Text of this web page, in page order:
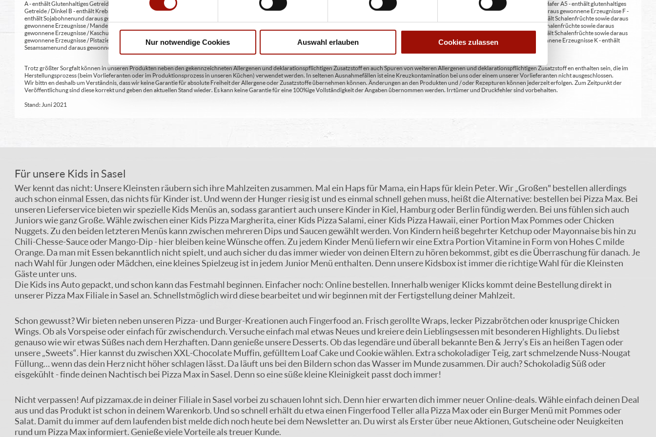
Nur notwendige Cookies Auswahl erlauben Cookies zulassen
A - enthält Glutenhaltiges Getreide A1 - enthält glutenhaltiges Getreide / Weizen A2 - enthält glutenhaltiges Getreide / Roggen A3 - enthält glutenhaltiges Getreide / Gerste A4 - enthält glutenhaltiges Getreide / Hafer A5 - enthält glutenhaltiges
Getreide / Dinkel B - enthält Krebstiere und daraus gewonnene Erzeugnisse C - enthält Eier und daraus gewonnene Erzeugnisse D - enthält Fische und daraus gewonnene Erzeugnisse E - enthält Erdnüsse und daraus gewonnene Erzeugnisse F -
enthält Sojabohnen und daraus gewonnene Erzeugnisse G - enthält Milch und daraus gewonnene Erzeugnisse (einschließlich Laktose) H - enthält Schalenfrüchte sowie daraus gewonnene Erzeugnisse H1 - enthält Schalenfrüchte sowie daraus
gewonnene Erzeugnisse / Mandeln H2 - enthält Schalenfrüchte sowie daraus gewonnene Erzeugnisse / Haselnüsse H3 - enthält Schalenfrüchte sowie daraus gewonnene Erzeugnisse / Walnüsse H4 - enthält Schalenfrüchte sowie daraus
gewonnene Erzeugnisse / Kaschunüsse H5 - enthält Schalenfrüchte sowie daraus gewonnene Erzeugnisse / Pecannüsse H6 - enthält Schalenfrüchte sowie daraus gewonnene Erzeugnisse / Paranüsse H7 - enthält Schalenfrüchte sowie daraus
gewonnene Erzeugnisse / Pistazien H8 - enthält Schalenfrüchte sowie daraus gewonnene Erzeugnisse / Macadamianüsse I - enthält Sellerie und daraus gewonnene Erzeugnisse J - enthält Senf und daraus gewonnene Erzeugnisse K - enthält
Sesamsamen und daraus gewonnene Erzeugnisse L - enthält Sulfit oder Schwefeldioxid M - enthält Lupinen und daraus gewonnene Erzeugnisse
Trotz größter Sorgfalt können in unseren Produkten neben den gekennzeichneten Allergenen und deklarationspflichtigen Zusatzstoff en auch Spuren von weiteren Allergenen und deklarationspflichtigen Zusatzstoff en enthalten sein, die im
Herstellungsprozess (beim Vorlieferanten oder im Produktionsprozess in unseren Küchen) verwendet werden. In seltenen Ausnahmefällen ist eine Kreuzkontamination bei uns oder einem unserer Vorlieferanten nicht ausgeschlossen.
Wir bittn en deshalb um Verständnis, dass wir keine Garantie für absolute Freiheit der Allergene oder Zusatzstoffe übernehmen können. Änderungen an den Produkten und / oder Rezepturen können jederzeit erfolgen. Zum Zeitpunkt der
Veröffentlichung sind diese korrekt und geben den aktuellen Stand wieder. Es kann keine Garantie für eine 100%ige Vollständigkeit der Angaben übernommen werden. Irrtümer und Druckfehler sind vorbehalten.
Stand: Juni 2021
Für unsere Kids in Sasel
Wer kennt das nicht: Unsere Kleinsten räubern sich ihre Mahlzeiten zusammen. Mal ein Haps für Mama, ein Haps für klein Peter. Wir „Großen" bestellen allerdings
auch schon einmal Essen, das nichts für Kinder ist. Und wenn der Hunger riesig ist und es einmal schnell gehen muss, heißt die Alternative: bestellen bei Pizza Max. Bei
unseren Lieferservice bieten wir spezielle Kids Menüs an, sodass garantiert auch unsere Kinder in Kiel, Hamburg oder Berlin fündig werden. Bei uns fühlen sich auch
Juniors wie ganz Große. Wähle zwischen einer Kids Pizza Margherita, einer Kids Pizza Salami, einer Kids Pizza Hawaii, einer Portion Max Pommes oder Chicken
Nuggets. Zu den beiden letzteren Menüs kann zwischen mehreren Dips und Saucen gewählt werden. Von Kindern heiß begehrter Ketchup oder Mayonnaise bis hin zu
Chili-Chesse-Sauce oder Mango-Dip - hier bleiben keine Wünsche offen. Zu jedem Kinder Menü liefern wir eine Extra Portion Vitamine in Form von Hohes C milde
Orange. Da man mit Essen bekanntlich nicht spielt, und auch sicher du das immer wieder von deinen Eltern zu hören bekommst, gibt es die Überraschung für danach. Je
nach Wahl für Jungen oder Mädchen, eine kleines Spielzeug ist in jedem Junior Menü enthalten. Denn unsere Kidsbox ist immer die richtige Wahl für die Kleinsten
Gäste unter uns.
Die Kids ins Auto gepackt, und schon kann das Festmahl beginnen. Einfacher noch: Online bestellen. Innerhalb weniger Klicks kommt deine Bestellung direkt in
unserer Pizza Max Filiale in Sasel an. Schnellstmöglich wird diese bearbeitet und wir beginnen mit der Fertigstellung deiner Mahlzeit.
Schon gewusst? Wir bieten neben unseren Pizza- und Burger-Kreationen auch Fingerfood an. Frisch gerollte Wraps, lecker Pizzabrötchen oder knusprige Chicken
Wings. Ob als Vorspeise oder einfach für zwischendurch. Versuche einfach mal etwas Neues und kreiere dein Lieblingsessen mit besonderen Highlights. Du liebst
genauso wie wir etwas Süßes nach dem Herzhaften. Dann genieße unsere Desserts. Ob das legendäre und überall bekannte Ben & Jerry’s Eis an heißen Tagen oder
unsere „Sweets“. Hier kannst du zwischen XXL-Chocolate Muffin, gefülltem Loaf Cake und Cookie wählen. Extra schokoladiger Teig, zart schmelzende Nuss-Nougat
Füllung… wenn das dein Herz nicht höher schlagen lässt. Da läuft uns bei den Bildern schon das Wasser im Munde zusammen. Dir auch? Schokoladig Süß oder
eisgekühlt - finde deinen Nachtisch bei Pizza Max in Sasel. Denn so eine süße kleine Kleinigkeit passt doch immer!
Nicht verpassen! Auf pizzamax.de in deiner Filiale in Sasel vorbei zu schauen lohnt sich. Denn hier erwarten dich immer neuer Online-deals. Wähle einfach deinen Deal
aus und das Produkt ist schon in deinem Warenkorb. Und so schnell erhält du etwa einen Fingerfood Teller alla Pizza Max oder ein Burger Menü mit Pommes oder
Salat. Damit du immer auf dem laufenden bist melde dich noch heute bei dem Newsletter an. Du wirst als Erster über neue Aktionen, Gutscheine oder Neuigkeiten
rund um Pizza Max informiert. Genieße viele Vorteile als treuer Kunde.